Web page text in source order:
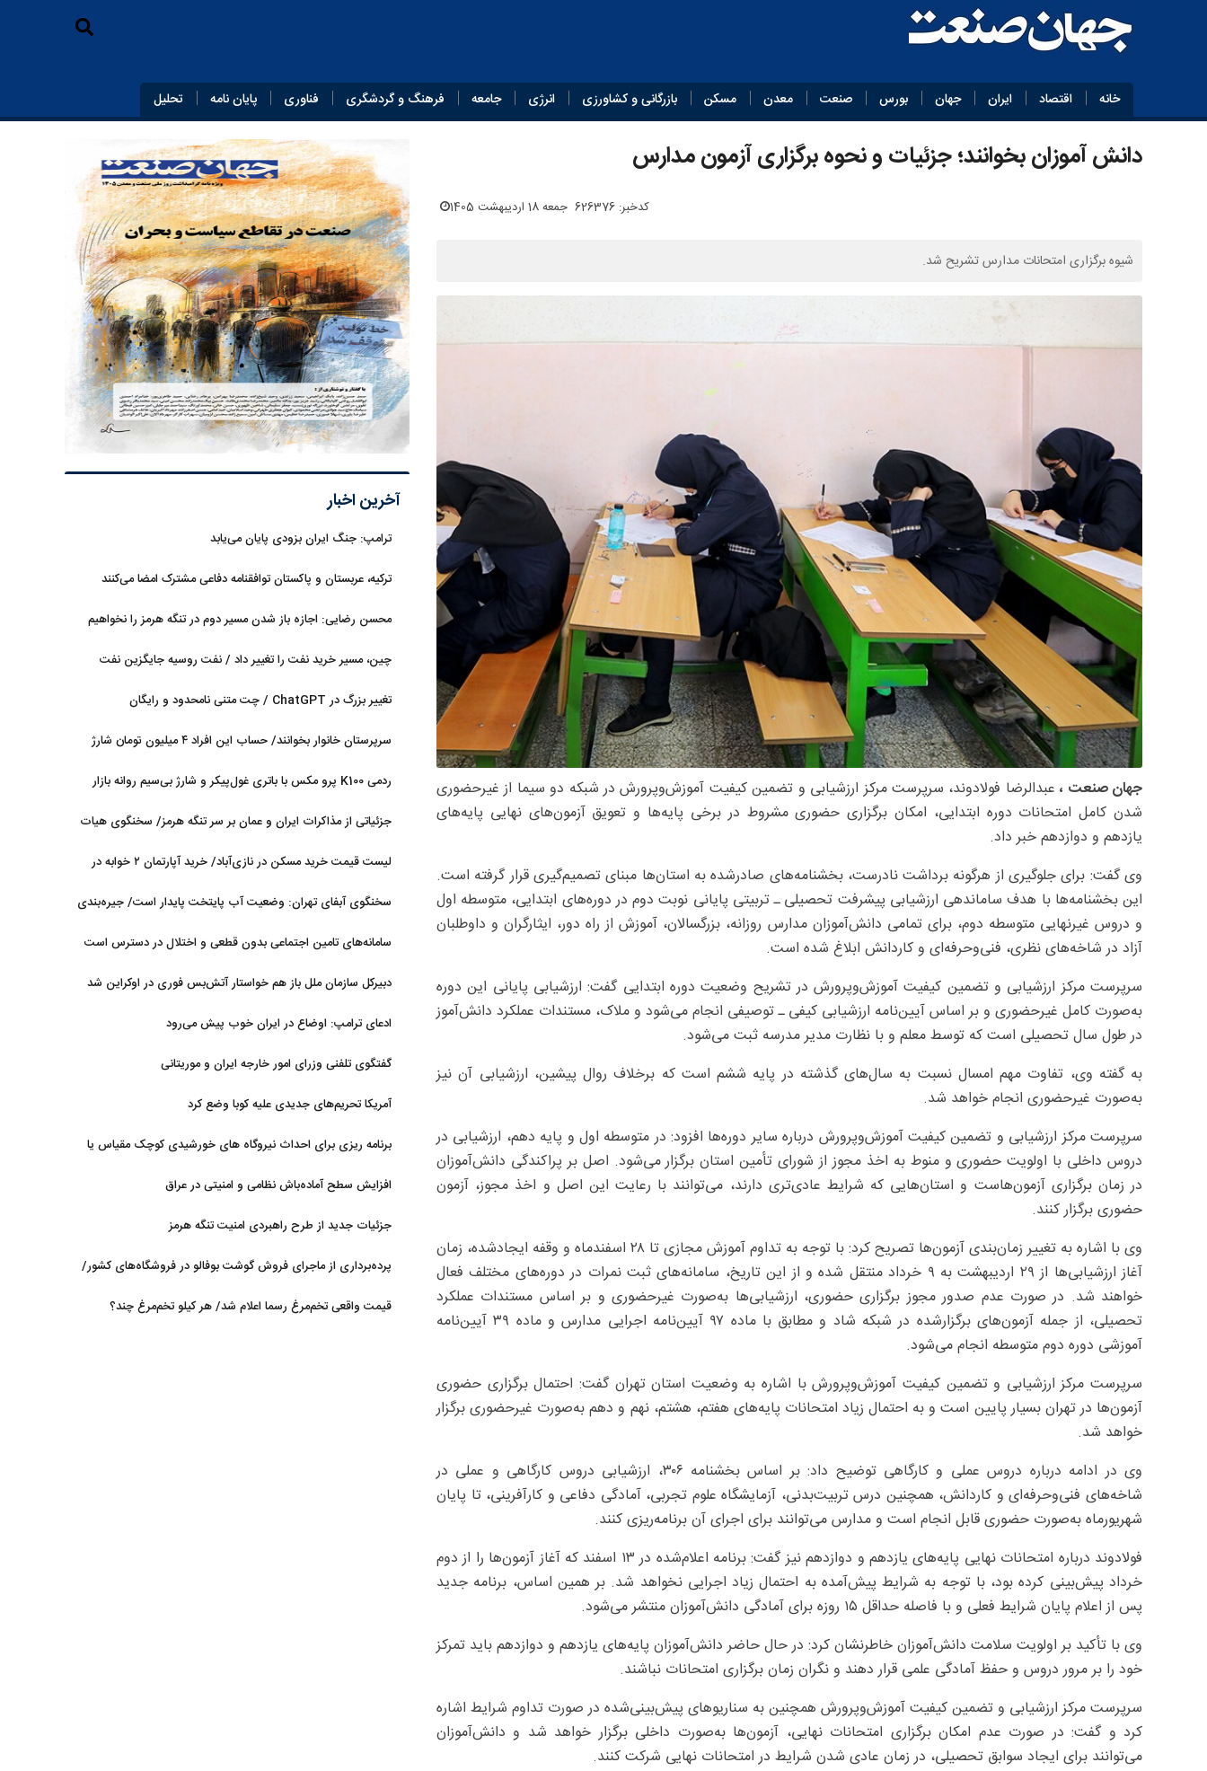
خانه اقتصاد ایران جهان بورس صنعت معدن مسکن بازرگانی و کشاورزی انرژی جامعه فرهنگ و گردشگری فناوری پایان‌ نامه تحلیل
دانش آموزان بخوانند؛ جزئیات و نحوه برگزاری آزمون مدارس
کدخبر: 626376 جمعه 18 اردیبهشت 1405
شیوه برگزاری امتحانات مدارس تشریح شد.
جهان صنعت ، عبدالرضا فولادوند، سرپرست مرکز ارزشیابی و تضمین کیفیت آموزش‌وپرورش در شبکه دو سیما از غیرحضوری
شدن کامل امتحانات دوره ابتدایی، امکان برگزاری حضوری مشروط در برخی پایه‌ها و تعویق آزمون‌های نهایی پایه‌های
یازدهم و دوازدهم خبر داد.
وی گفت: برای جلوگیری از هرگونه برداشت نادرست، بخشنامه‌های صادرشده به استان‌ها مبنای تصمیم‌گیری قرار گرفته است.
این بخشنامه‌ها با هدف ساماندهی ارزشیابی پیشرفت تحصیلی ـ تربیتی پایانی نوبت دوم در دوره‌های ابتدایی، متوسطه اول
و دروس غیرنهایی متوسطه دوم، برای تمامی دانش‌آموزان مدارس روزانه، بزرگسالان، آموزش از راه دور، ایثارگران و داوطلبان
آزاد در شاخه‌های نظری، فنی‌وحرفه‌ای و کاردانش ابلاغ شده است.
سرپرست مرکز ارزشیابی و تضمین کیفیت آموزش‌وپرورش در تشریح وضعیت دوره ابتدایی گفت: ارزشیابی پایانی این دوره
به‌صورت کامل غیرحضوری و بر اساس آیین‌نامه ارزشیابی کیفی ـ توصیفی انجام می‌شود و ملاک، مستندات عملکرد دانش‌آموز
در طول سال تحصیلی است که توسط معلم و با نظارت مدیر مدرسه ثبت می‌شود.
به گفته وی، تفاوت مهم امسال نسبت به سال‌های گذشته در پایه ششم است که برخلاف روال پیشین، ارزشیابی آن نیز
به‌صورت غیرحضوری انجام خواهد شد.
سرپرست مرکز ارزشیابی و تضمین کیفیت آموزش‌وپرورش درباره سایر دوره‌ها افزود: در متوسطه اول و پایه دهم، ارزشیابی در
دروس داخلی با اولویت حضوری و منوط به اخذ مجوز از شورای تأمین استان برگزار می‌شود. اصل بر پراکندگی دانش‌آموزان
در زمان برگزاری آزمون‌هاست و استان‌هایی که شرایط عادی‌تری دارند، می‌توانند با رعایت این اصل و اخذ مجوز، آزمون
حضوری برگزار کنند.
وی با اشاره به تغییر زمان‌بندی آزمون‌ها تصریح کرد: با توجه به تداوم آموزش مجازی تا ۲۸ اسفندماه و وقفه ایجادشده، زمان
آغاز ارزشیابی‌ها از ۲۹ اردیبهشت به ۹ خرداد منتقل شده و از این تاریخ، سامانه‌های ثبت نمرات در دوره‌های مختلف فعال
خواهند شد. در صورت عدم صدور مجوز برگزاری حضوری، ارزشیابی‌ها به‌صورت غیرحضوری و بر اساس مستندات عملکرد
تحصیلی، از جمله آزمون‌های برگزارشده در شبکه شاد و مطابق با ماده ۹۷ آیین‌نامه اجرایی مدارس و ماده ۳۹ آیین‌نامه
آموزشی دوره دوم متوسطه انجام می‌شود.
سرپرست مرکز ارزشیابی و تضمین کیفیت آموزش‌وپرورش با اشاره به وضعیت استان تهران گفت: احتمال برگزاری حضوری
آزمون‌ها در تهران بسیار پایین است و به احتمال زیاد امتحانات پایه‌های هفتم، هشتم، نهم و دهم به‌صورت غیرحضوری برگزار
خواهد شد.
وی در ادامه درباره دروس عملی و کارگاهی توضیح داد: بر اساس بخشنامه ۳۰۶، ارزشیابی دروس کارگاهی و عملی در
شاخه‌های فنی‌وحرفه‌ای و کاردانش، همچنین درس تربیت‌بدنی، آزمایشگاه علوم تجربی، آمادگی دفاعی و کارآفرینی، تا پایان
شهریورماه به‌صورت حضوری قابل انجام است و مدارس می‌توانند برای اجرای آن برنامه‌ریزی کنند.
فولادوند درباره امتحانات نهایی پایه‌های یازدهم و دوازدهم نیز گفت: برنامه اعلام‌شده در ۱۳ اسفند که آغاز آزمون‌ها را از دوم
خرداد پیش‌بینی کرده بود، با توجه به شرایط پیش‌آمده به احتمال زیاد اجرایی نخواهد شد. بر همین اساس، برنامه جدید
پس از اعلام پایان شرایط فعلی و با فاصله حداقل ۱۵ روزه برای آمادگی دانش‌آموزان منتشر می‌شود.
وی با تأکید بر اولویت سلامت دانش‌آموزان خاطرنشان کرد: در حال حاضر دانش‌آموزان پایه‌های یازدهم و دوازدهم باید تمرکز
خود را بر مرور دروس و حفظ آمادگی علمی قرار دهند و نگران زمان برگزاری امتحانات نباشند.
سرپرست مرکز ارزشیابی و تضمین کیفیت آموزش‌وپرورش همچنین به سناریوهای پیش‌بینی‌شده در صورت تداوم شرایط اشاره
کرد و گفت: در صورت عدم امکان برگزاری امتحانات نهایی، آزمون‌ها به‌صورت داخلی برگزار خواهد شد و دانش‌آموزان
می‌توانند برای ایجاد سوابق تحصیلی، در زمان عادی شدن شرایط در امتحانات نهایی شرکت کنند.
آخرین اخبار
ترامپ: جنگ ایران بزودی پایان می‌یابد
ترکیه، عربستان و پاکستان توافقنامه دفاعی مشترک امضا می‌کنند
محسن رضایی: اجازه باز شدن مسیر دوم در تنگه هرمز را نخواهیم
چین، مسیر خرید نفت را تغییر داد / نفت روسیه جایگزین نفت
تغییر بزرگ در ChatGPT / چت متنی نامحدود و رایگان
سرپرستان خانوار بخوانند/ حساب این افراد ۴ میلیون تومان شارژ
ردمی K100 پرو مکس با باتری غول‌پیکر و شارژ بی‌سیم روانه بازار
جزئیاتی از مذاکرات ایران و عمان بر سر تنگه هرمز/ سخنگوی هیات
لیست قیمت خرید مسکن در نازی‌آباد/ خرید آپارتمان ۲ خوابه در
سخنگوی آبفای تهران: وضعیت آب پایتخت پایدار است/ جیره‌بندی
سامانه‌های تامین اجتماعی بدون قطعی و اختلال در دسترس است
دبیرکل سازمان ملل باز هم خواستار آتش‌بس فوری در اوکراین شد
ادعای ترامپ: اوضاع در ایران خوب پیش می‌رود
گفتگوی تلفنی وزرای امور خارجه ایران و موریتانی
آمریکا تحریم‌های جدیدی علیه کوبا وضع کرد
برنامه ریزی برای احداث نیروگاه های خورشیدی کوچک مقیاس یا
افزایش سطح آماده‌باش نظامی و امنیتی در عراق
جزئیات جدید از طرح راهبردی امنیت تنگه هرمز
پرده‌برداری از ماجرای فروش گوشت بوفالو در فروشگاه‌های کشور/
قیمت واقعی تخم‌مرغ رسما اعلام شد/ هر کیلو تخم‌مرغ چند؟